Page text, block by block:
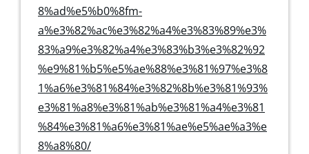
8%ad%e5%b0%8fm-
a%e3%82%ac%e3%82%a4%e3%83%89%e3%
83%a9%e3%82%a4%e3%83%b3%e3%82%92
%e9%81%b5%e5%ae%88%e3%81%97%e3%8
1%a6%e3%81%84%e3%82%8b%e3%81%93%
e3%81%a8%e3%81%ab%e3%81%a4%e3%81
%84%e3%81%a6%e3%81%ae%e5%ae%a3%e
8%a8%80/